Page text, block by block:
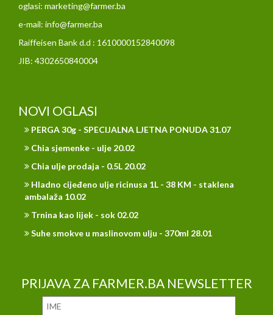
oglasi: marketing@farmer.ba
e-mail: info@farmer.ba
Raiffeisen Bank d.d : 1610000152840098
JIB: 4302650840004
NOVI OGLASI
PERGA 30g - SPECIJALNA LJETNA PONUDA 31.07
Chia sjemenke - ulje 20.02
Chia ulje prodaja - 0.5L 20.02
Hladno cijeđeno ulje ricinusa 1L - 38 KM - staklena
ambalaža 10.02
Trnina kao lijek - sok 02.02
Suhe smokve u maslinovom ulju - 370ml 28.01
PRIJAVA ZA FARMER.BA NEWSLETTER